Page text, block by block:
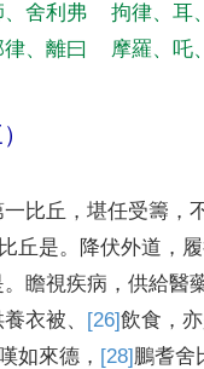
、舍利弗 拘律、耳
律、離曰 摩羅、吒
比丘 ，堪任受籌 ，
比丘是。 降伏外道 ，
。 瞻視疾病 ，供給醫
養衣被、 [26]飲食 ，
如來德 ， [28]鵬耆舍